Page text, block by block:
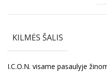
KILMĖS ŠALIS
I.C.O.N. visame pasaulyje